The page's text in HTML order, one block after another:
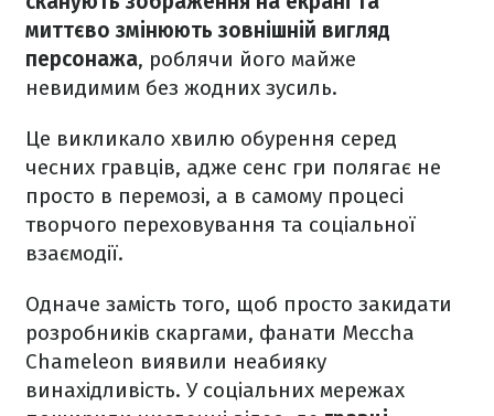
миттєво змінюють зовнішній вигляд
персонажа, роблячи його майже
невидимим без жодних зусиль.
Це викликало хвилю обурення серед
чесних гравців, адже сенс гри полягає не
просто в перемозі, а в самому процесі
творчого переховування та соціальної
взаємодії.
Одначе замість того, щоб просто закидати
розробників скаргами, фанати Meccha
Chameleon виявили неабияку
винахідливість. У соціальних мережах